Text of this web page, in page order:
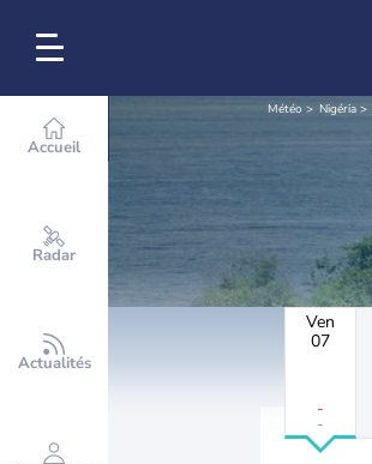
Accueil
Radar
Actualités
Météo Nigéria
Ven
07
-
-